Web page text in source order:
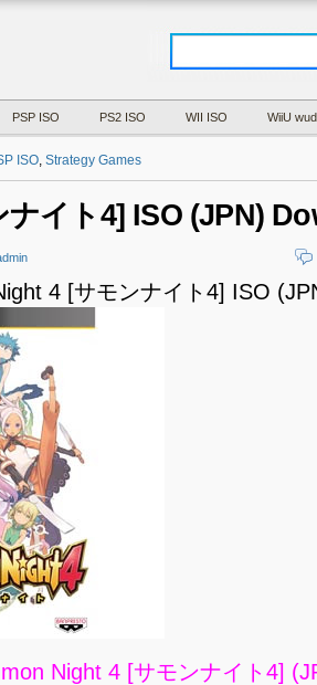
PSP ISO PS2 ISO WII ISO WiiU wud
ISO, Strategy Games
ナイト4] ISO (JPN)
4 [サモンナイト4] ISO
Night 4 [サモンナイト4]